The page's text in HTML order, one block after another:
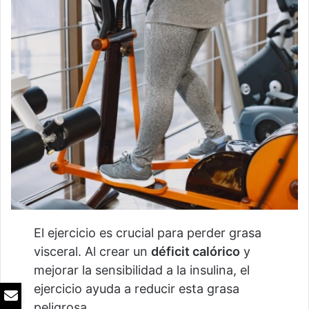
El ejercicio es crucial para perder grasa
visceral. Al crear undéficit calórico y
mejorar la sensibilidad a la insulina, el
ejercicio ayuda a reducir esta grasa